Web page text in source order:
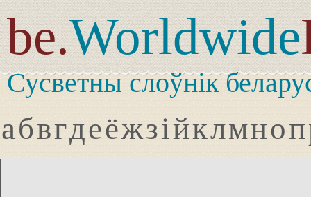
be.Worldwide
Сусветны слоўнік
абвгдеёжзійклмноп